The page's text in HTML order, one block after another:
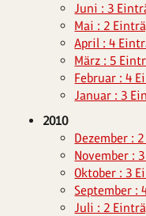
Juni : 3
Mai : 2
April : 4
März : 5
Februar : 4
Januar : 3
2010
Dezember :
November :
Oktober : 3
September :
Juli : 2